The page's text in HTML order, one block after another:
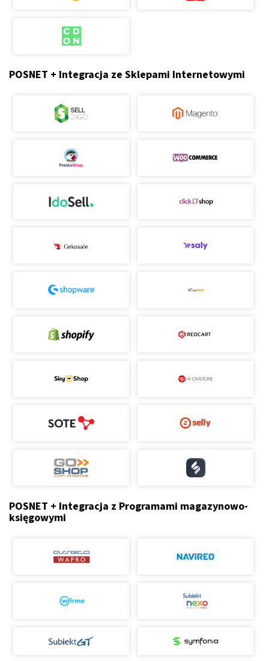
POSNET + Integracja ze Sklepami Internetowymi
POSNET + Integracja z Programami magazynowo-
księgowymi